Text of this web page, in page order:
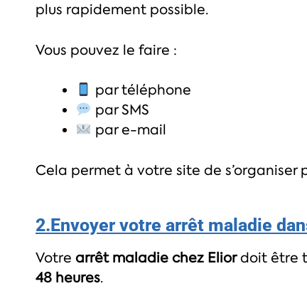
plus rapidement possible.
Vous pouvez le faire :
par téléphone
par SMS
par e-mail
Cela permet à votre site de
2.Envoyer votre arrêt maladie
Votre arrêt maladie chez Eliordoit être
48 heures.